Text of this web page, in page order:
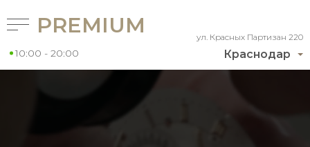
Краснодар
ул. Красных Партизан 220
PREMIUM
10:00 - 20:00